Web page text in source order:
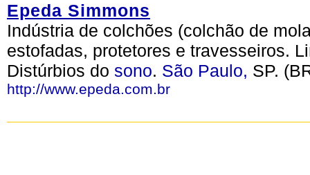
Epeda Simmons
Indústria de colchões (colchão de
estofadas, protetores e travesseiros.
Distúrbios do sono. São Paulo, SP.
http://www.epeda.com.br